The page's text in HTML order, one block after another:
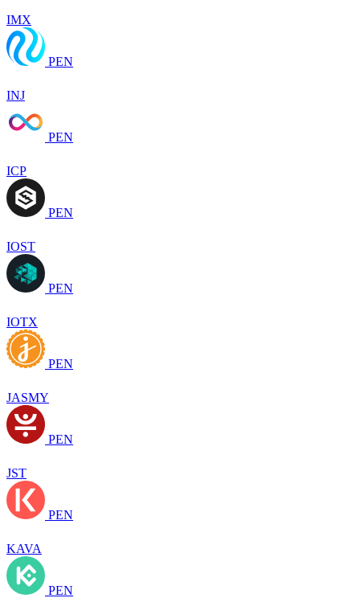
IMX
PEN
INJ
PEN
ICP
PEN
IOST
PEN
IOTX
PEN
JASMY
PEN
JST
PEN
KAVA
PEN